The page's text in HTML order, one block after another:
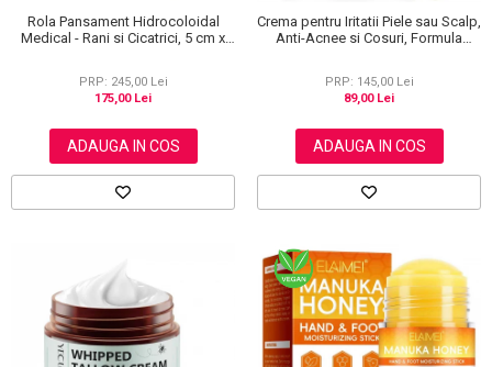
Rola Pansament Hidrocoloidal
Medical - Rani si Cicatrici, 5 cm x
PRP: 245,00 Lei
175,00 Lei
ADAUGA IN COS
Crema pentru Iritatii Piele sau Scalp,
Anti-Acnee si Cosuri, Formula
PRP: 145,00 Lei
89,00 Lei
ADAUGA IN COS